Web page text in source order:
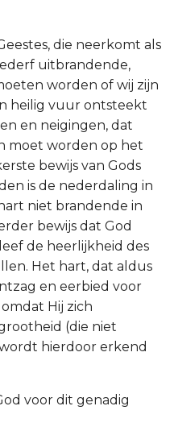
die neerkomt als
uitbrandende,
worden of wij zijn
heilig vuur ontsteekt
en neigingen, dat
moet worden op het
bewijs van Gods
is de nederdaling in
niet brandende in
bewijs dat God
de heerlijkheid des
Het hart, dat aldus
en eerbied voor
Hij zich
(die niet
hierdoor erkend
voor dit genadig